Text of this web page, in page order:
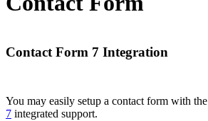
Contact Form 7 Integration
You may easily setup a contact form with the
7 integrated support.